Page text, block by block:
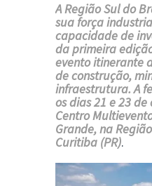
A Região Sul do
sua força
capacidade de
da primeira edição
evento itinerante
de construção,
infraestrutura. A
os dias 21 e 23
Centro
Grande, na
Curitiba (PR).